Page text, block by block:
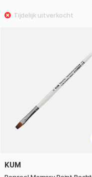
KUM